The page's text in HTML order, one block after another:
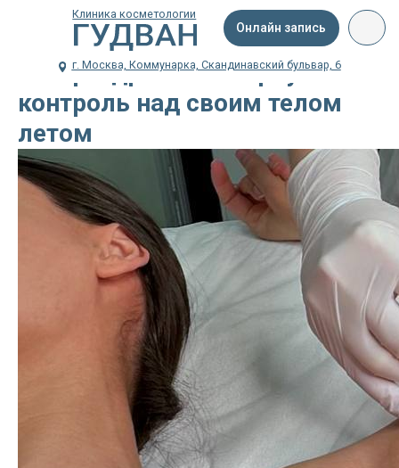
Онлайн запись
г. Москва, Коммунарка, Скандинавский бульвар, 6
Клиника косметологии
Гипергидроз: как вернуть
контроль над своим телом
летом